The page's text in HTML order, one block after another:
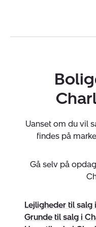
Professionelt
Solidt
Gratis
Bestil en gratis og
Virksomheden har
garantistillelse hos
Uanset om du vil
findes på
Gå selv på
Lejligheder til salg
Grunde til salg i